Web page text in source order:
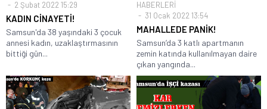
2 Şubat 2022 15:29
KADIN CİNAYETİ!
Samsun'da 38 yaşındaki 3 çocuk
annesi kadın, uzaklaştırmasının
bittiği gün...
HABERLERİ
31 Ocak 2022 13:54
MAHALLEDE PANİK!
Samsun’da 3 katlı apartmanın
zemin katında kullanılmayan daire
çıkan yangında...